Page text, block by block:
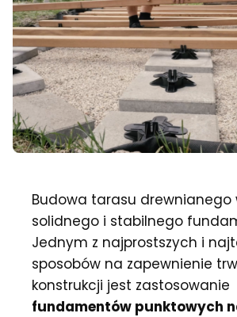
Budowa tarasu
solidnego i stabilnego
Jednym z najprostszych i
sposobów na zapewnienie
konstrukcji jest zastosowanie
fundamentów punktowych